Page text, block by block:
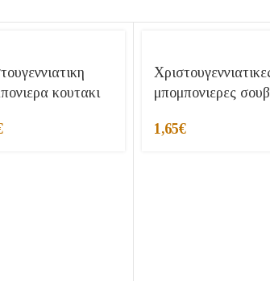
κουτακι
μπομπονιερες
1,65€